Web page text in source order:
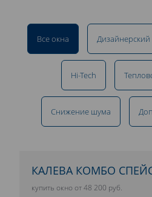
Все окна Дизайнерский
Hi-Tech
Снижение шума
КАЛЕВА КОМБО
купить окно от 48 200 руб.